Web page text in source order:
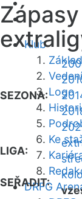
Klub
Logo
Ke
DRFG
SEZONA:
LIGA:
SEŘADIT: